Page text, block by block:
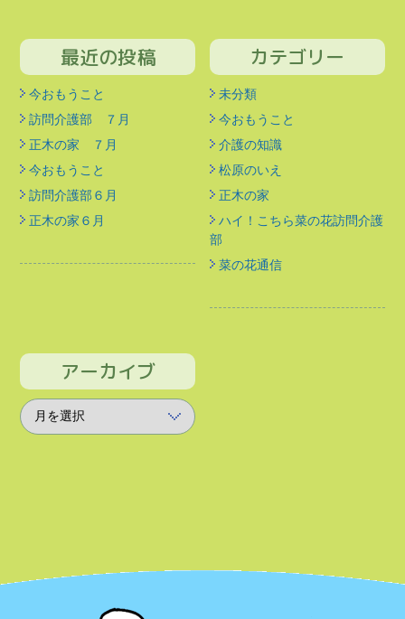
最近の投稿
今おもうこと
訪問介護部 ７月
正木の家 ７月
今おもうこと
訪問介護部６月
正木の家６月
カテゴリー
未分類
今おもうこと
介護の知識
松原のいえ
正木の家
ハイ！こちら菜の花訪問介護
部
菜の花通信
アーカイブ